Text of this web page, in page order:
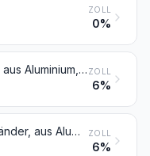
ZOLL
0%
Bleche und Bänder, aus Aluminium, mit einer Dicke von mehr als 0,2 mm ZOLL
6%
Folien und dünne Bänder, aus Aluminium (auch bedruckt oder auf Papier, Pappe, Kunststoff oder ähnlichen Unterlagen), mit einer Dicke (ohne Unterlage) von 0,2 mm oder weniger ZOLL
6%